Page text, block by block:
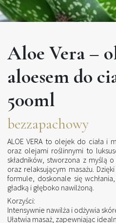
Aloe Vera –
aloesem do
500ml
bezzapachowy
ALOE VERA to olejek do ciała i
oraz olejami roślinnymi to
składników, stworzona z myślą
oraz relaksującym masażu.
formule, doskonale się
gładką i głęboko nawilżoną.
Korzyści:
Intensywnie nawilża i odżywia
Ułatwia masaż, zapewniając